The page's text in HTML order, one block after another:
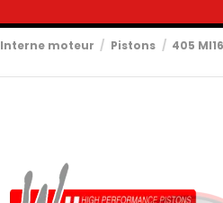
Interne moteur Pistons 405